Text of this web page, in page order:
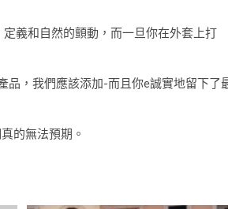
義和自然的顫動，而一旦你在外套上打
品，我們應該添加-而且你e誠實地留下了
的無法預期。